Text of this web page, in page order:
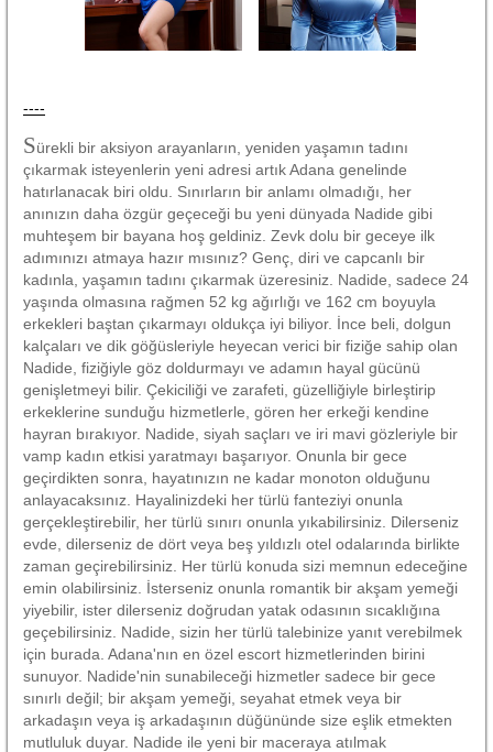
----
Sürekli bir aksiyon arayanların, yeniden yaşamın tadını
çıkarmak isteyenlerin yeni adresi artık Adana genelinde
hatırlanacak biri oldu. Sınırların bir anlamı olmadığı, her
anınızın daha özgür geçeceği bu yeni dünyada Nadide gibi
muhteşem bir bayana hoş geldiniz. Zevk dolu bir geceye ilk
adımınızı atmaya hazır mısınız? Genç, diri ve capcanlı bir
kadınla, yaşamın tadını çıkarmak üzeresiniz. Nadide, sadece 24
yaşında olmasına rağmen 52 kg ağırlığı ve 162 cm boyuyla
erkekleri baştan çıkarmayı oldukça iyi biliyor. İnce beli, dolgun
kalçaları ve dik göğüsleriyle heyecan verici bir fiziğe sahip olan
Nadide, fiziğiyle göz doldurmayı ve adamın hayal gücünü
genişletmeyi bilir. Çekiciliği ve zarafeti, güzelliğiyle birleştirip
erkeklerine sunduğu hizmetlerle, gören her erkeği kendine
hayran bırakıyor. Nadide, siyah saçları ve iri mavi gözleriyle bir
vamp kadın etkisi yaratmayı başarıyor. Onunla bir gece
geçirdikten sonra, hayatınızın ne kadar monoton olduğunu
anlayacaksınız. Hayalinizdeki her türlü fanteziyi onunla
gerçekleştirebilir, her türlü sınırı onunla yıkabilirsiniz. Dilerseniz
evde, dilerseniz de dört veya beş yıldızlı otel odalarında birlikte
zaman geçirebilirsiniz. Her türlü konuda sizi memnun edeceğine
emin olabilirsiniz. İsterseniz onunla romantik bir akşam yemeği
yiyebilir, ister dilerseniz doğrudan yatak odasının sıcaklığına
geçebilirsiniz. Nadide, sizin her türlü talebinize yanıt verebilmek
için burada. Adana'nın en özel escort hizmetlerinden birini
sunuyor. Nadide'nin sunabileceği hizmetler sadece bir gece
sınırlı değil; bir akşam yemeği, seyahat etmek veya bir
arkadaşın veya iş arkadaşının düğününde size eşlik etmekten
mutluluk duyar. Nadide ile yeni bir maceraya atılmak